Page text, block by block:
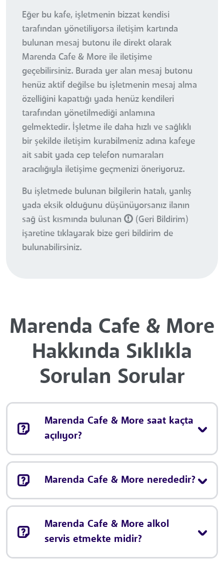
Eğer bu kafe, işletmenin bizzat kendisi
tarafından yönetiliyorsa iletişim kartında
bulunan mesaj butonu ile direkt olarak
Marenda Cafe & More ile iletişime
geçebilirsiniz. Burada yer alan mesaj butonu
henüz aktif değilse bu işletmenin mesaj alma
özelliğini kapattığı yada henüz kendileri
tarafından yönetilmediği anlamına
gelmektedir. İşletme ile daha hızlı ve sağlıklı
bir şekilde iletişim kurabilmeniz adına kafeye
ait sabit yada cep telefon numaraları
aracılığıyla iletişime geçmenizi öneriyoruz.
Bu işletmede bulunan bilgilerin hatalı, yanlış
yada eksik olduğunu düşünüyorsanız ilanın
sağ üst kısmında bulunan
(Geri Bildirim)
işaretine tıklayarak bize geri bildirim de
bulunabilirsiniz.
Marenda Cafe & More
Hakkında Sıklıkla
Sorulan Sorular
Marenda Cafe & More saat kaçta
açılıyor?
Marenda Cafe & More nerededir?
Marenda Cafe & More alkol
servis etmekte midir?